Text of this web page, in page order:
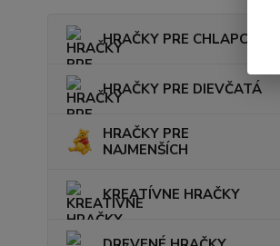
HRAČKY PRE CHLAPCOV
HRAČKY PRE DIEVČATÁ
HRAČKY PRE
NAJMENŠÍCH
KREATÍVNE HRAČKY